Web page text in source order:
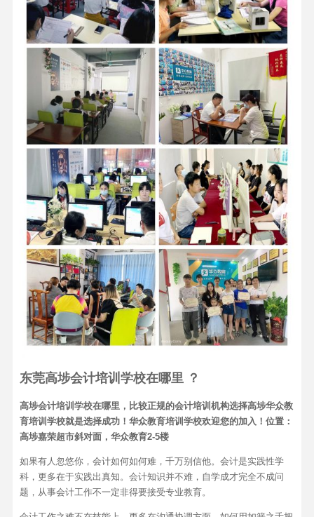
东莞高埗会计培训学校在哪里 ？
高埗会计培训学校在哪里，比较正规的会计培训机构选择高埗华众教
育培训学校就是选择成功！华众教育培训学校欢迎您的加入！位置：
高埗嘉荣超市斜对面，华众教育2-5楼
如果有人忽悠你，会计如何如何难，千万别信他。会计是实践性学
科，更多在于实践出真知。会计知识并不难，自学成才完全不成问
题，从事会计工作不一定非得要接受专业教育。